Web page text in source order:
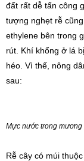
đất rất dễ tấn công
tượng nghẹt rễ
ethylene bên trong
rút. Khí khổng ở lá
héo. Vì thế, nông
sau:
Mực nước trong
Rễ cây có múi